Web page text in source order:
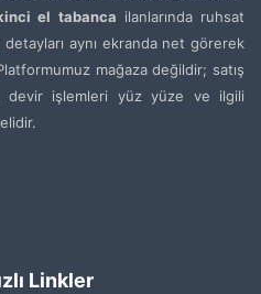
el tabanca ilanlarında ruhsat
aynı ekranda net görerek
mağaza değildir; satış
devir işlemleri yüz yüze ve ilgili
Linkler